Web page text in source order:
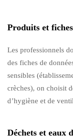
Produits et
Les professionnels
des fiches de
sensibles
crèches), on choisit
d’hygiène et de
Déchets et eaux